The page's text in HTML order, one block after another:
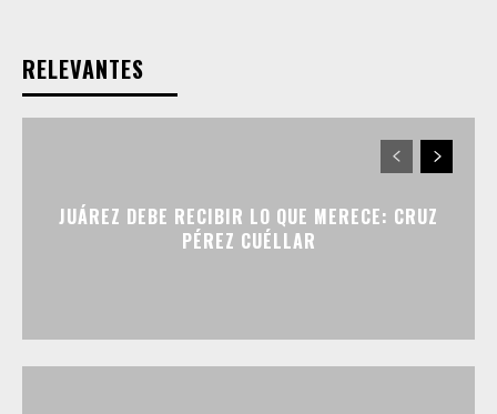
RELEVANTES
JUÁREZ DEBE RECIBIR LO QUE MERECE: CRUZ
PÉREZ CUÉLLAR